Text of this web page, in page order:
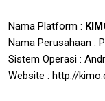
Nama Platform :
Nama Perusahaan :
Sistem Operasi :
Website : http://